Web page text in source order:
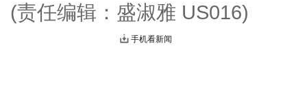
(责任编辑：盛淑雅 US016)
手机看新闻